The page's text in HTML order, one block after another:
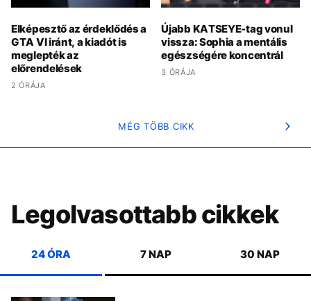
Elképesztő az érdeklődés a
GTA VI iránt, a kiadót is
meglepték az
előrendelések
2 ÓRÁJA
Újabb KATSEYE-tag vonul
vissza: Sophia a mentális
egészségére koncentrál
3 ÓRÁJA
MÉG TÖBB CIKK
Legolvasottabb cikkek
24 ÓRA 7 NAP 30 NAP